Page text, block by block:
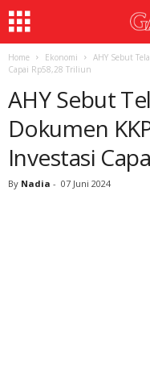
Home Ekonomi
AHY Sebut
Capai Rp58,28 Triliun
AHY Sebut
Dokumen
Investasi
By Nadia - 07 Juni 2024